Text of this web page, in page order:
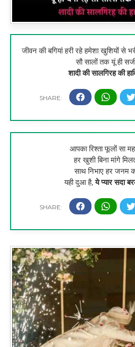
जीवन की बगियां हरी रहे हमेशा खुशियों से
सौ सालों तक यूं ही
शादी की सालगिरह की
आपका रिश्ता फूलों सा
हर खुशी बिना मांगे
साथ निभाए हर जनम
यही दुआ है,ये प्यार सदा